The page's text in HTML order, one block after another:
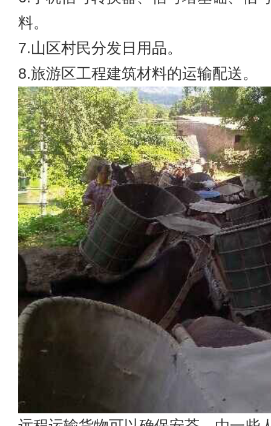
料。
7.山区村民分发日用品。
8.旅游区工程建筑材料的运输配送。